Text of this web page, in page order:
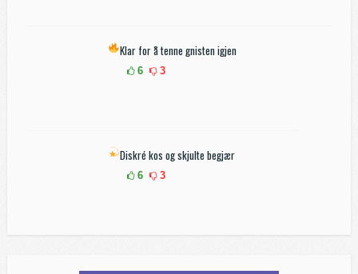
Klar for å tenne gnisten igjen
6 3
Diskré kos og skjulte begjær
6 3